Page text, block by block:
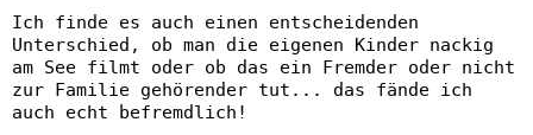
Ich finde es auch einen entscheidenden
Unterschied, ob man die eigenen Kinder nackig
am See filmt oder ob das ein Fremder oder nicht
zur Familie gehörender tut... das fände ich
auch echt befremdlich!